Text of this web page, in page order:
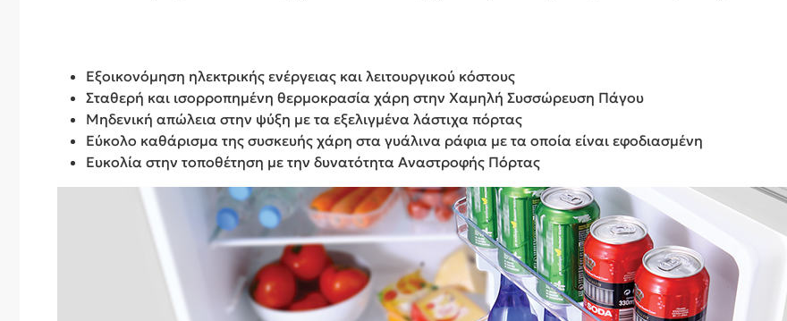
Εξοικονόμηση ηλεκτρικής ενέργειας και λειτουργικού κόστους
Σταθερή και ισορροπημένη θερμοκρασία χάρη στην Χαμηλή Συσσώρευση Πάγου
Μηδενική απώλεια στην ψύξη με τα εξελιγμένα λάστιχα πόρτας
Εύκολο καθάρισμα της συσκευής χάρη στα γυάλινα ράφια με τα οποία είναι εφοδιασμένη
Ευκολία στην τοποθέτηση με την δυνατότητα Αναστροφής Πόρτας